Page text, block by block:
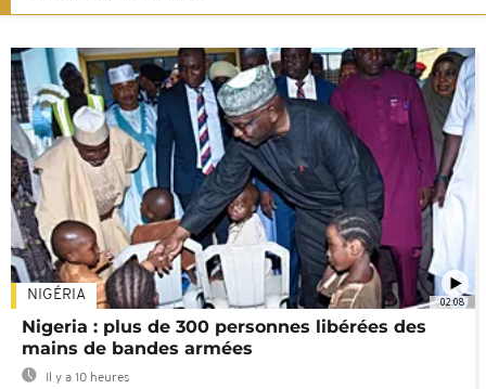
02:08
NIGÉRIA
Nigeria : plus de 300 personnes libérées des
mains de bandes armées
Il y a 10 heures